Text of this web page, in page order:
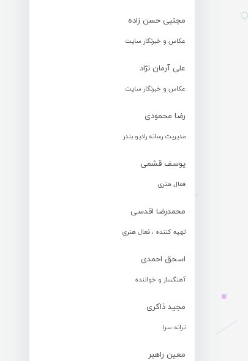
مجتبی حسن زاده
عکاس و خبرنگار سایت
علی آرمان نژاد
عکاس و خبرنگار سایت
رضا محمودی
مدیریت رسانه رادیو بندر
یوسف قشمی
فعال هنری
محمدرضا اقدسی
تهیه کننده ، فعال هنری
اسحق احمدی
آهنگساز و خواننده
مجید ذاکری
ترانه سرا
معین راهبر